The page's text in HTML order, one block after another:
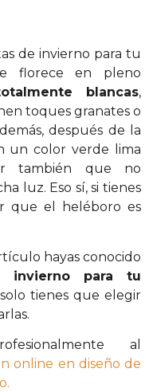
de invierno para tu
florece en pleno
blancas,
toques granates o
después de la
un color verde lima
también que no
luz. Eso sí, si tienes
que el heléboro es
hayas conocido
invierno para tu
tienes que elegir
al
online en diseño de